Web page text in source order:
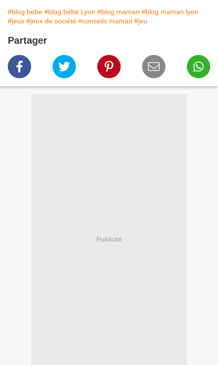
#blog bebe #blog bébé Lyon #blog maman #blog maman lyon
#jeux #jeux de société #conseils maman #jeu
Partager
Publicité